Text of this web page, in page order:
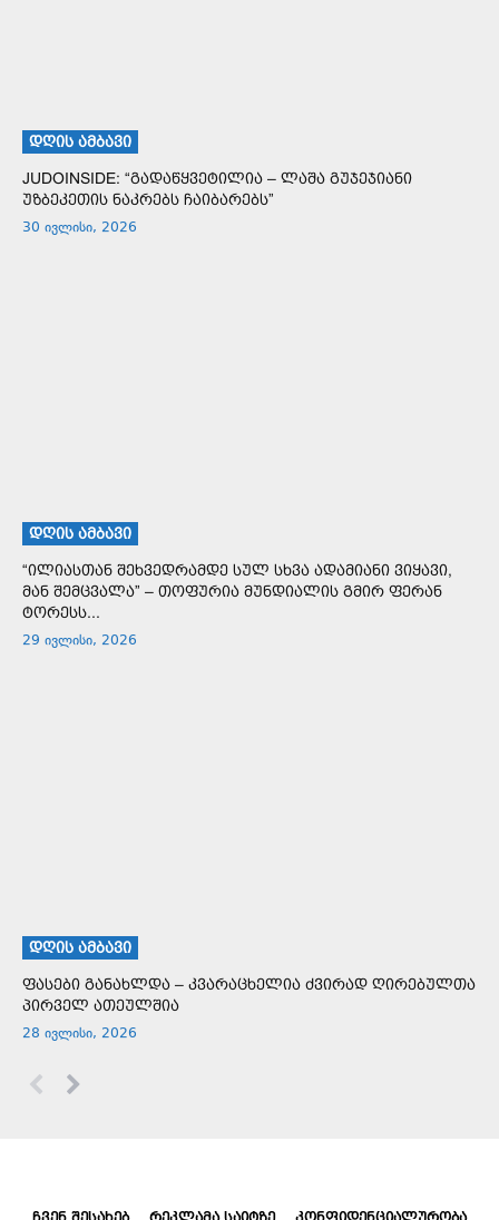
ᲓᲦᲘᲡ ᲐᲛᲑᲐᲕᲘ
JUDOINSIDE: “გადაწყვეტილია – ლაშა გუჯეჯიანი
უზბეკეთის ნაკრებს ჩაიბარებს”
30 ივლისი, 2026
ᲓᲦᲘᲡ ᲐᲛᲑᲐᲕᲘ
“ილიასთან შეხვედრამდე სულ სხვა ადამიანი ვიყავი,
მან შემცვალა” – თოფურია მუნდიალის გმირ ფერან
ტორესს...
29 ივლისი, 2026
ᲓᲦᲘᲡ ᲐᲛᲑᲐᲕᲘ
ფასები განახლდა – კვარაცხელია ძვირად ღირებულთა
პირველ ათეულშია
28 ივლისი, 2026